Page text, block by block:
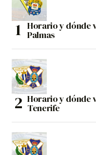
Horario y dónde
Palmas
Horario y dónde
Tenerife